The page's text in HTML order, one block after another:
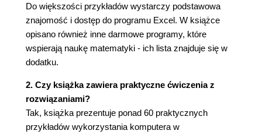
(193)
Skorowidz (199)
Do większości przykładów wystarczy podstawowa
znajomość i dostęp do programu Excel. W książce
opisano również inne darmowe programy, które
wspierają naukę matematyki - ich lista znajduje się w
dodatku.
2. Czy książka zawiera praktyczne ćwiczenia z
rozwiązaniami?
Tak, książka prezentuje ponad 60 praktycznych
przykładów wykorzystania komputera w